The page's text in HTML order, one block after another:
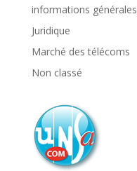
informations générales
Juridique
Marché des télécoms
Non classé